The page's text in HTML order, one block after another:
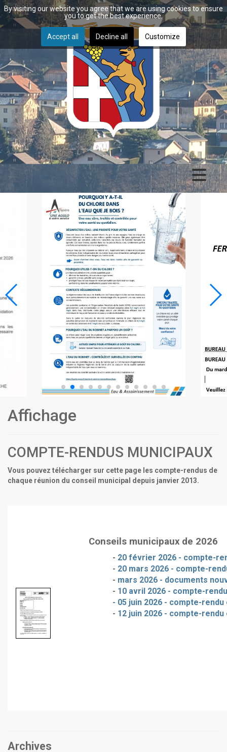
Affichage
COMPTE-RENDUS MUNICIPAUX
Vous pouvez télécharger sur cette page les compte-rendus de
chaque réunion du conseil municipal depuis janvier 2013.
Conseils municipaux de 2026
- 20 février 2026 - compte-
- 20 mars 2026 - compte-
- mars 2026 - documents
- 10 avril 2026 - compte-
- 05 juin 2026 - compte-
- 12 juin 2026 - compte-
Archives
By visiting our website you agree that we are using cookies to ensure
you to get the best experience.
Accept all Decline all Customize